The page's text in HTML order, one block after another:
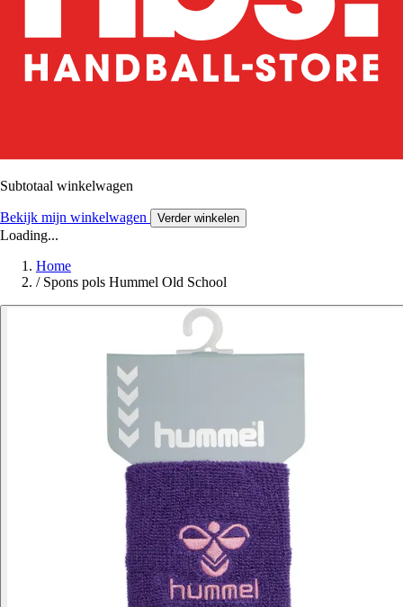
Subtotaal winkelwagen
Bekijk mijn winkelwagen Verder winkelen
Loading...
Home
/ Spons pols Hummel Old School